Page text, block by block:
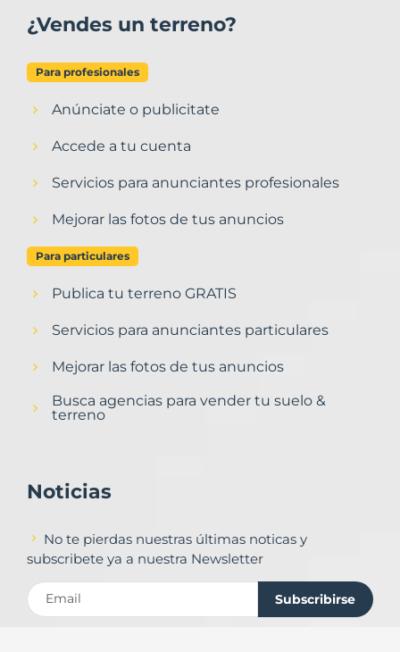
¿Vendes un terreno?
Para profesionales
Anúnciate o publicitate
Accede a tu cuenta
Servicios para anunciantes profesionales
Mejorar las fotos de tus anuncios
Para particulares
Publica tu terreno GRATIS
Servicios para anunciantes particulares
Mejorar las fotos de tus anuncios
Busca agencias para vender tu suelo &
terreno
Noticias
No te pierdas nuestras últimas noticas y
subscribete ya a nuestra Newsletter
Subscribirse